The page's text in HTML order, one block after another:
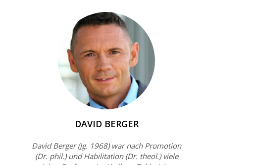
DAVID BERGER
David Berger (Jg. 1968) war nach Promotion
(Dr. phil.) und Habilitation (Dr. theol.) viele